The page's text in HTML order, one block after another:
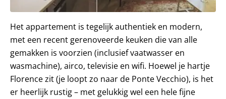
Het appartement is tegelijk authentiek en modern,
met een recent gerenoveerde keuken die van alle
gemakken is voorzien (inclusief vaatwasser en
wasmachine), airco, televisie en wifi. Hoewel je hartje
Florence zit (je loopt zo naar de Ponte Vecchio), is het
er heerlijk rustig – met gelukkig wel een hele fijne